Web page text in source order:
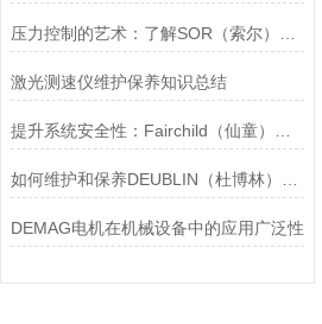
激光测速仪维护保养知识总结
DEMAG电机在机械设备中的应用广泛性